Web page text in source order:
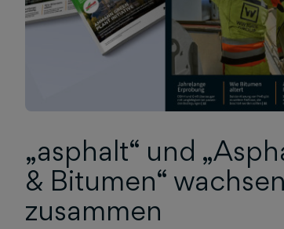
„asphalt“ und
& Bitumen“ wachsen
zusammen